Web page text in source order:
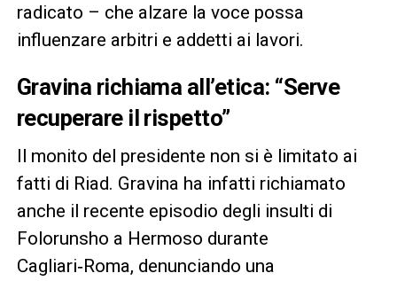
radicato – che alzare la voce possa
influenzare arbitri e addetti ai lavori.
Gravina richiama all’etica: “Serve
recuperare il rispetto”
Il monito del presidente non si è limitato ai
fatti di Riad. Gravina ha infatti richiamato
anche il recente episodio degli insulti di
Folorunsho a Hermoso durante
Cagliari‑Roma, denunciando una